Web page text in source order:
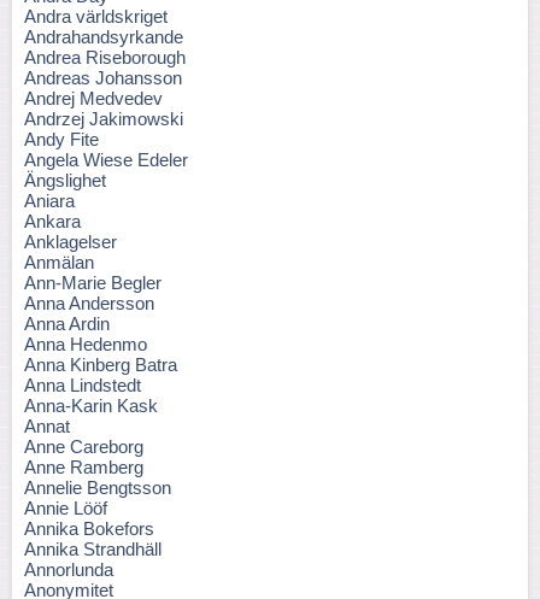
Andra världskriget
Andrahandsyrkande
Andrea Riseborough
Andreas Johansson
Andrej Medvedev
Andrzej Jakimowski
Andy Fite
Angela Wiese Edeler
Ängslighet
Aniara
Ankara
Anklagelser
Anmälan
Ann-Marie Begler
Anna Andersson
Anna Ardin
Anna Hedenmo
Anna Kinberg Batra
Anna Lindstedt
Anna-Karin Kask
Annat
Anne Careborg
Anne Ramberg
Annelie Bengtsson
Annie Lööf
Annika Bokefors
Annika Strandhäll
Annorlunda
Anonymitet